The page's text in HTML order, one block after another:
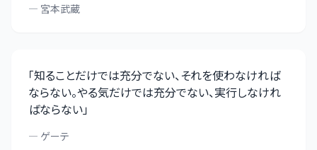
— 宮本武蔵
「知ることだけでは充分でない、それを使わなければ
ならない。やる気だけでは充分でない、実行しなけれ
ばならない」
— ゲーテ